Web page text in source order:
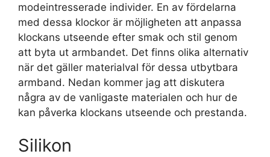
modeintresserade individer. En av fördelarna
med dessa klockor är möjligheten att anpassa
klockans utseende efter smak och stil genom
att byta ut armbandet. Det finns olika alternativ
när det gäller materialval för dessa utbytbara
armband. Nedan kommer jag att diskutera
några av de vanligaste materialen och hur de
kan påverka klockans utseende och prestanda.
Silikon